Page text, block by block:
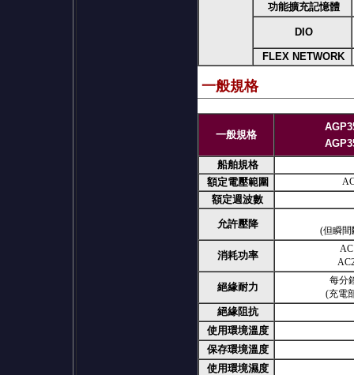
功能擴充記憶體
DIO
FLEX NETWORK
一般規格
一般規格
船舶規格
額定電壓範圍
額定週波數
允許壓降
(但瞬間
消耗功率
絕緣耐力
每分
(充電
絕緣阻抗
使用環境溫度
保存環境溫度
使用環境濕度